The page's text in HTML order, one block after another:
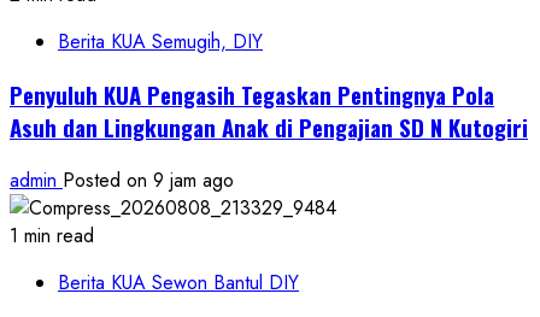
Berita KUA Semugih, DIY
Penyuluh KUA Pengasih Tegaskan Pentingnya Pola
Asuh dan Lingkungan Anak di Pengajian SD N Kutogiri
admin Posted on 9 jam ago
1 min read
Berita KUA Sewon Bantul DIY